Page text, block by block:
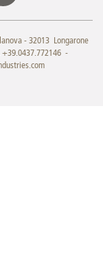
- 32013 Longarone
+39.0437.772146 -